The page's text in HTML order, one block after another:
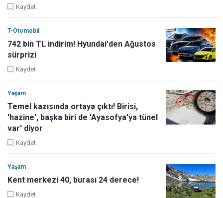
Kaydet
T-Otomobil
742 bin TL indirim! Hyundai'den Ağustos
sürprizi
Kaydet
Yaşam
Temel kazısında ortaya çıktı! Birisi,
'hazine', başka biri de 'Ayasofya'ya tünel
var' diyor
Kaydet
Yaşam
Kent merkezi 40, burası 24 derece!
Kaydet